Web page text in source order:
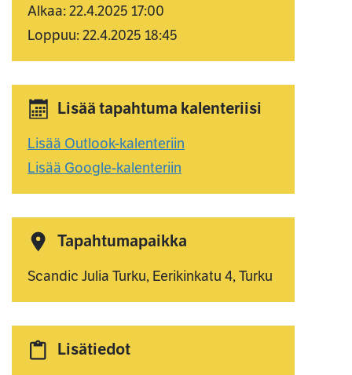
Alkaa: 22.4.2025 17:00
Loppuu: 22.4.2025 18:45
Lisää tapahtuma kalenteriisi
Lisää Outlook-kalenteriin
Lisää Google-kalenteriin
Tapahtumapaikka
Scandic Julia Turku, Eerikinkatu 4, Turku
Lisätiedot